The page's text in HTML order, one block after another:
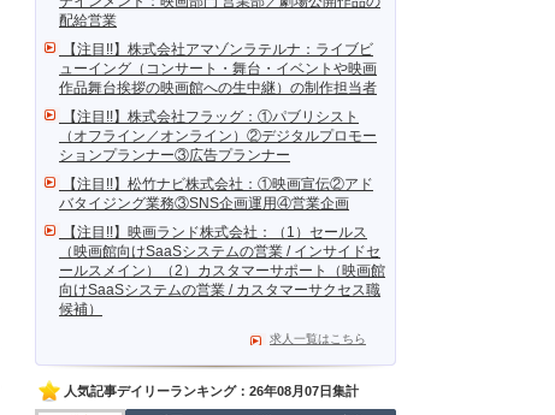
配給営業
【注目!!】株式会社アマゾンラテルナ：ライブビ
ューイング（コンサート・舞台・イベントや映画
作品舞台挨拶の映画館への生中継）の制作担当者
【注目!!】株式会社フラッグ：①パブリシスト
（オフライン／オンライン）②デジタルプロモー
ションプランナー③広告プランナー
【注目!!】松竹ナビ株式会社：①映画宣伝②アド
バタイジング業務③SNS企画運用④営業企画
【注目!!】映画ランド株式会社：（1）セールス
（映画館向けSaaSシステムの営業 / インサイドセ
ールスメイン）（2）カスタマーサポート（映画館
向けSaaSシステムの営業 / カスタマーサクセス職
候補）
求人一覧はこちら
人気記事デイリーランキング：26年08月07日集計